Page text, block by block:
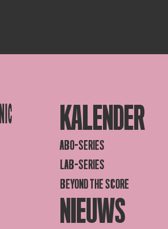
KALENDER
ABO-SERIES
LAB-SERIES
BEYOND THE SCORE
NIEUWS